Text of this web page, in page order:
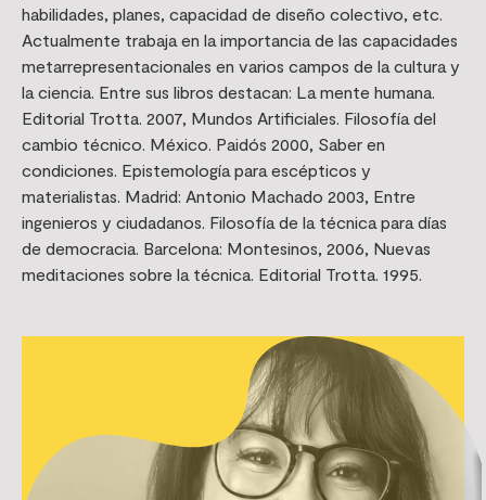
habilidades, planes, capacidad de diseño colectivo, etc.
Actualmente trabaja en la importancia de las capacidades
metarrepresentacionales en varios campos de la cultura y
la ciencia. Entre sus libros destacan: La mente humana.
Editorial Trotta. 2007, Mundos Artificiales. Filosofía del
cambio técnico. México. Paidós 2000, Saber en
condiciones. Epistemología para escépticos y
materialistas. Madrid: Antonio Machado 2003, Entre
ingenieros y ciudadanos. Filosofía de la técnica para días
de democracia. Barcelona: Montesinos, 2006, Nuevas
meditaciones sobre la técnica. Editorial Trotta. 1995.